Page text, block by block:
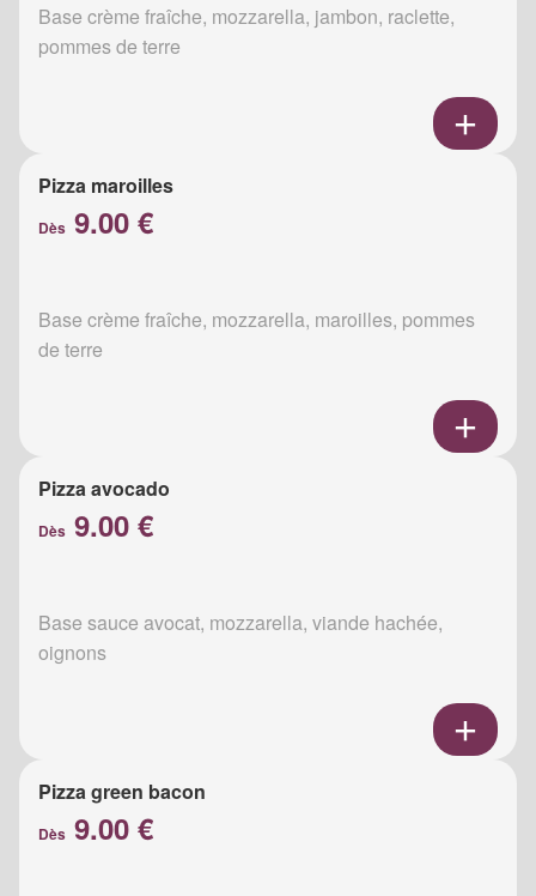
Base crème fraîche, mozzarella, jambon, raclette,
pommes de terre
Pizza maroilles
Dès 9.00 €
Base crème fraîche, mozzarella, maroilles, pommes
de terre
Pizza avocado
Dès 9.00 €
Base sauce avocat, mozzarella, viande hachée,
oignons
Pizza green bacon
Dès 9.00 €